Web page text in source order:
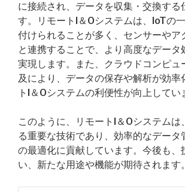
に接続され、データを収集・交換する
す。リモートI＆Oシステムは、IoTの
付けられることが多く、センサーやア
と連携することで、より高度なデータ
実現します。また、クラウドコンピュ
及により、データの保存や解析が効率
トI＆Oシステムの利便性が向上してい
このように、リモートI＆Oシステムは
る重要な技術であり、効率的なデータ
の最適化に貢献しています。今後も、
い、新たな用途や機能が期待されます。